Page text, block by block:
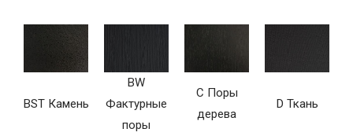
BST Камень
BW
Фактурные
поры
C Поры
дерева
D Ткань